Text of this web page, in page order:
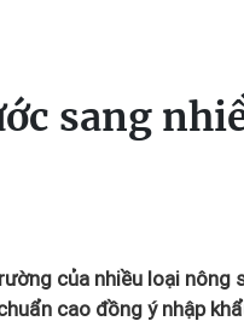
sang
của nhiều loại nông
cao đồng ý nhập